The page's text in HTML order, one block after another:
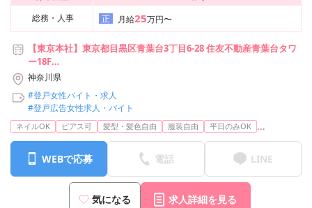
総務・人事
正 月給25万円〜
【東京本社】東京都目黒区青葉台3丁目6-28 住友不動産青葉台タワ
ー18F
【新宿支社】東京都新宿区西新宿2丁目7-1 新宿第一生命ビルディン
【池袋支社】東京都豊島区池袋2-49-14 恩永メルヴェイユ 201号室
【横浜支社】神奈川県横浜市神奈川区台町17-1 マストビル4階E1号
室
※上記より希望の勤務地で勤務可能です
神奈川県
#登戸女性バイト・求人
#登戸広告女性求人・バイト
ネイルOK ピアス可 髪型・髪色自由 服装自由 平日のみOK ...
WEBで応募 電話 LINE
気になる 求人詳細を見る